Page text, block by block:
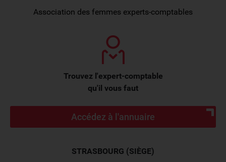
Association des femmes experts-comptables
Trouvez l'expert-comptable
qu'il vous faut
Accédez à l'annuaire
STRASBOURG (SIÈGE)